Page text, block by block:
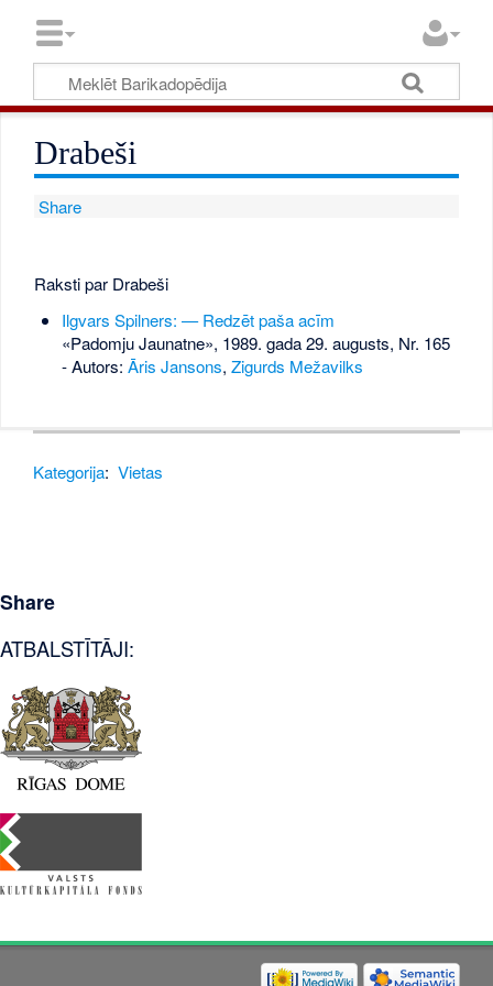
Drabeši
Share
Raksti par Drabeši
Ilgvars Spilners: — Redzēt paša acīm
«Padomju Jaunatne», 1989. gada 29. augusts, Nr. 165
- Autors: Āris Jansons, Zigurds Mežavilks
Kategorija: Vietas
Share
ATBALSTĪTĀJI: